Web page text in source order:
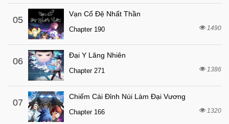
Chapter 8.1 7 tháng trước
Chapter 7.3
Chapter 7.2 7 tháng trước
Chapter 7.1
Chapter 6.3
Chapter 6.2 7 tháng trước
Chapter 6
05
Vạn Cổ Đệ Nhất Thần
Chapter 190 1490
06
Đại Y Lăng Nhiên
Chapter 271 1386
07
Chiếm Cái Đỉnh Núi Làm Đại Vương
Chapter 166 1320